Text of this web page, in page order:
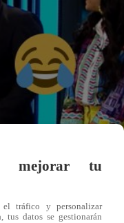
mejorar tu
tráfico y personalizar
, tus datos se gestionarán